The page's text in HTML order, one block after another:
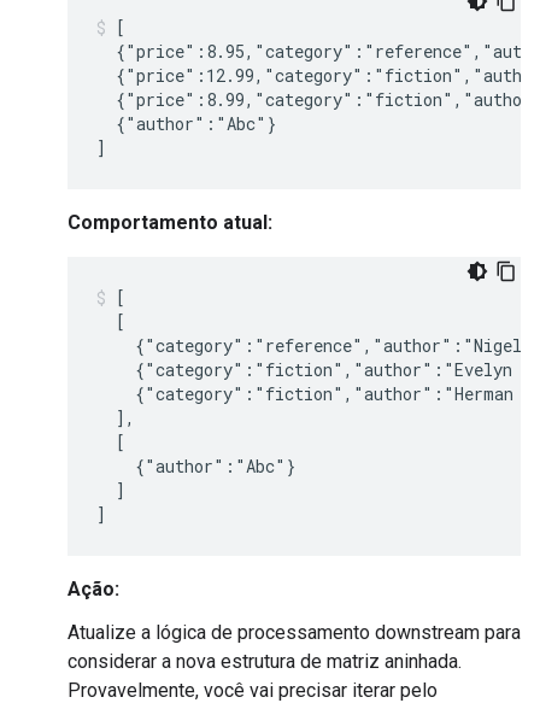
[
  {"author":"Abc"}
Comportamento atual:
[
  [
{"category":"reference","author":"Nigel
{"category":"fiction","author":"Evelyn
{"category":"fiction","author":"Herman
  ],
  [
    {"author":"Abc"}
  ]
Ação:
Atualize a lógica de processamento downstream para
considerar a nova estrutura de matriz aninhada.
Provavelmente, você vai precisar iterar pelo